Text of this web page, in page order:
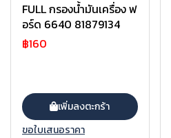
FULL กรองน้ำมันเครื่อง ฟ
อร์ด 6640 81879134
฿160
เพิ่มลงตะกร้า
ขอใบเสนอราคา